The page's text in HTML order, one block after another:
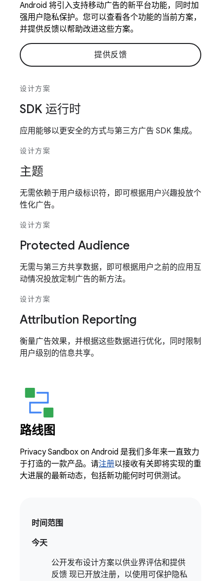
Android 将引入支持移动广告的新平台功能，同时加
强用户隐私保护。您可以查看各个功能的当前方案，
并提供反馈以帮助改进这些方案。
提供反馈
设计方案
SDK 运行时
应用能够以更安全的方式与第三方广告 SDK 集成。
设计方案
主题
无需依赖于用户级标识符，即可根据用户兴趣投放个
性化广告。
设计方案
Protected Audience
无需与第三方共享数据，即可根据用户之前的应用互
动情况投放定制广告的新方法。
设计方案
Attribution Reporting
衡量广告效果，并根据这些数据进行优化，同时限制
用户级别的信息共享。
路线图
Privacy Sandbox on Android 是我们多年来一直致力
于打造的一款产品。请注册以接收有关即将实现的重
大进展的最新动态，包括新功能何时可供测试。
时间范围
今天
公开发布设计方案以供业界评估和提供
反馈 现已开放注册，以使用可保护隐私